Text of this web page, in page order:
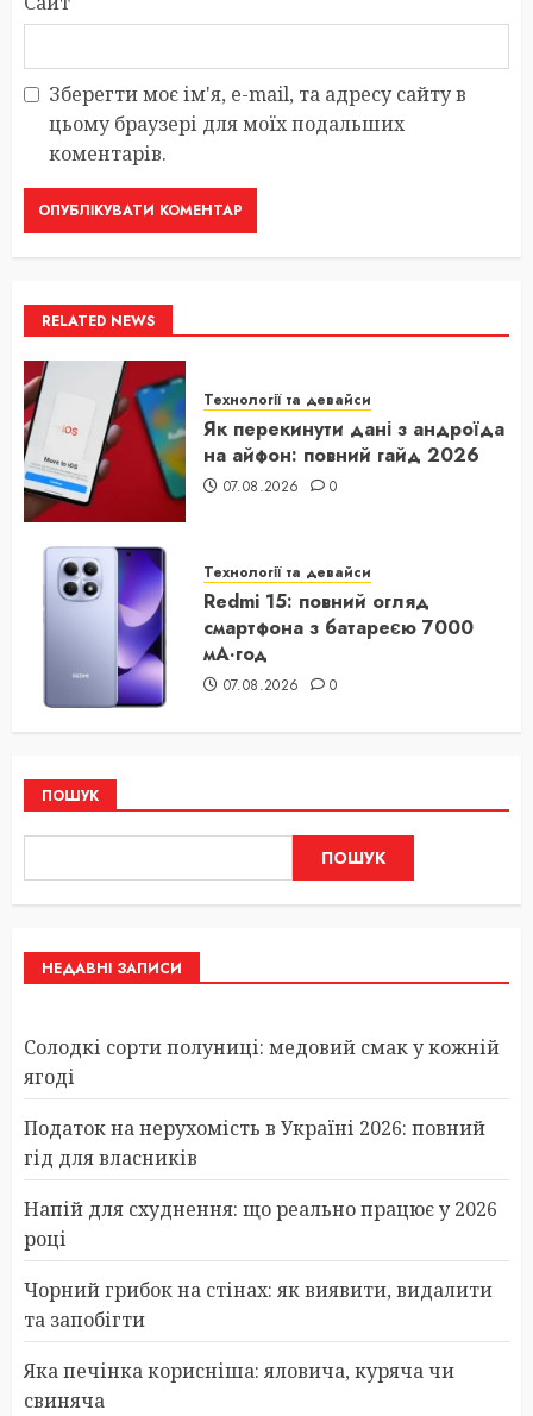
Зберегти моє ім'я, e-mail, та адресу сайту в
цьому браузері для моїх подальших
коментарів.
RELATED NEWS
Технології та девайси
Як перекинути дані з андроїда
на айфон: повний гайд 2026
07.08.2026 0
Технології та девайси
Redmi 15: повний огляд
смартфона з батареєю 7000
мА·год
07.08.2026 0
ПОШУК
ПОШУК
НЕДАВНІ ЗАПИСИ
Солодкі сорти полуниці: медовий смак у кожній
ягоді
Податок на нерухомість в Україні 2026: повний
гід для власників
Напій для схуднення: що реально працює у 2026
році
Чорний грибок на стінах: як виявити, видалити
та запобігти
Яка печінка корисніша: яловича, куряча чи
свиняча